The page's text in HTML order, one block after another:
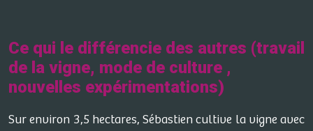
Ce qui le différencie des autres (travail
de la vigne, mode de culture ,
nouvelles expérimentations)
Sur environ 3,5 hectares, Sébastien cultive la vigne avec